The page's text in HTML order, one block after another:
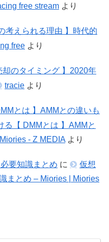
free stream より
考えられる理由 】時代的
free より
却のタイミング 】2020年
tracie より
とは 】AMMとの違いも
る【 DMMとは 】AMMと
- Z MEDIA より
要知識まとめ に
仮想
まとめ – Miories | Miories